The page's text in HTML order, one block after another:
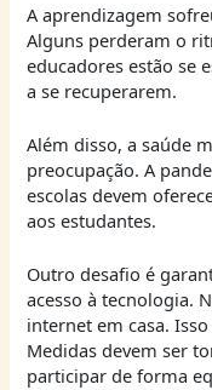
A aprendizagem
Alguns perderam o
educadores estão se
a se recuperarem.
Além disso, a saúde
preocupação. A
escolas devem
aos estudantes.
Outro desafio é
acesso à tecnologia.
internet em casa.
Medidas devem ser
participar de forma